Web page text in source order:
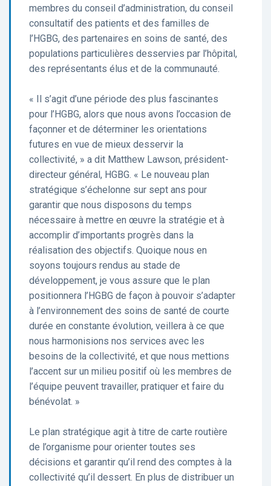
membres du conseil d’administration, du conseil
consultatif des patients et des familles de
l’HGBG, des partenaires en soins de santé, des
populations particulières desservies par l’hôpital,
des représentants élus et de la communauté.
« Il s’agit d’une période des plus fascinantes
pour l’HGBG, alors que nous avons l’occasion de
façonner et de déterminer les orientations
futures en vue de mieux desservir la
collectivité, » a dit Matthew Lawson, président-
directeur général, HGBG. « Le nouveau plan
stratégique s’échelonne sur sept ans pour
garantir que nous disposons du temps
nécessaire à mettre en œuvre la stratégie et à
accomplir d’importants progrès dans la
réalisation des objectifs. Quoique nous en
soyons toujours rendus au stade de
développement, je vous assure que le plan
positionnera l’HGBG de façon à pouvoir s’adapter
à l’environnement des soins de santé de courte
durée en constante évolution, veillera à ce que
nous harmonisions nos services avec les
besoins de la collectivité, et que nous mettions
l’accent sur un milieu positif où les membres de
l’équipe peuvent travailler, pratiquer et faire du
bénévolat. »
Le plan stratégique agit à titre de carte routière
de l’organisme pour orienter toutes ses
décisions et garantir qu’il rend des comptes à la
collectivité qu’il dessert. En plus de distribuer un